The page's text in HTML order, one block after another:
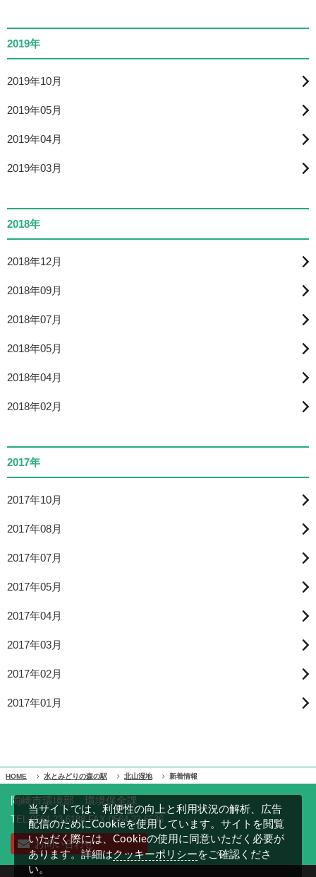
2019年
2019年10月
2019年05月
2019年04月
2019年03月
2018年
2018年12月
2018年09月
2018年07月
2018年05月
2018年04月
2018年02月
2017年
2017年10月
2017年08月
2017年07月
2017年05月
2017年04月
2017年03月
2017年02月
2017年01月
HOME 水とみどりの森の駅 北山湿地 新着情報
岡崎市環境部 環境保全課
TEL:0564-23-6188 FAX:0564-23-6536
お問い合わせ
当サイトでは、利便性の向上と利用状況の解析、広告
配信のためにCookieを使用しています。サイトを閲覧
いただく際には、Cookieの使用に同意いただく必要が
あります。詳細はクッキーポリシー をご確認くださ
い。